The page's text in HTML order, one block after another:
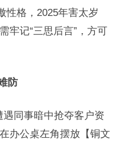
性格，2025年害太岁
牢记“三思后言”，方可
防
遇同事暗中抢夺客户资
办公桌左角摆放【铜文